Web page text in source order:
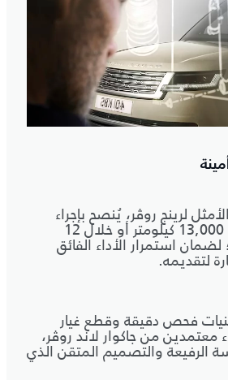
لرينج روڤر، يُنصح بإجراء
الصيانة الدورية كل 13,000 كيلومتر أو خلال 12
استمرار الأداء الفائق
لتقديمه.
فحص دقيقة وقطع غيار
معتمدين من جاكوار لاند روڤر،
الرفيعة والتصميم المتقن الذي